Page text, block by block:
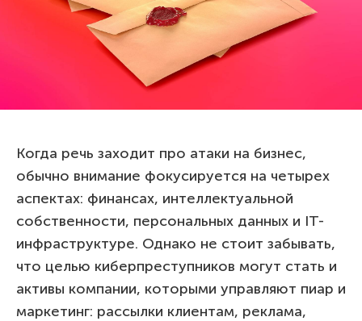
Когда речь заходит про атаки на бизнес,
обычно внимание фокусируется на четырех
аспектах: финансах, интеллектуальной
собственности, персональных данных и IT-
инфраструктуре. Однако не стоит забывать,
что целью киберпреступников могут стать и
активы компании, которыми управляют пиар и
маркетинг: рассылки клиентам, реклама,